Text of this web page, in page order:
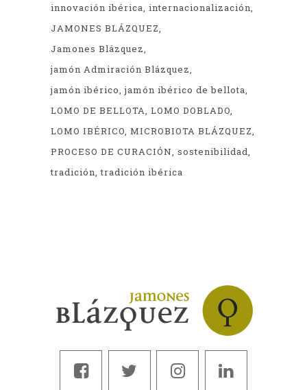
innovación ibérica internacionalización
JAMONES BLÁZQUEZ
Jamones Blázquez
jamón Admiración Blázquez
jamón ibérico jamón ibérico de bellota
LOMO DE BELLOTA LOMO DOBLADO
LOMO IBÉRICO MICROBIOTA BLÁZQUEZ
PROCESO DE CURACIÓN sostenibilidad
tradición tradición ibérica